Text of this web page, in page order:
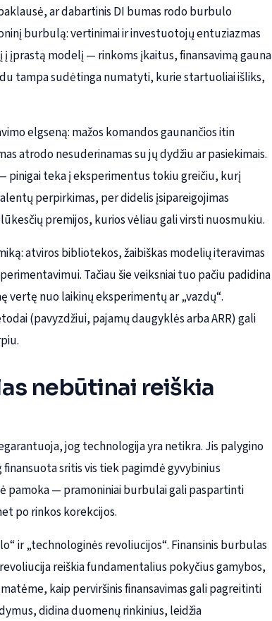
ar dabartinis DI bumas rodo burbulo
burbulą: vertinimai ir investuotojų entuziazmas
įprastą modelį — rinkoms įkaitus, finansavimą gauna
tampa sudėtinga numatyti, kurie startuoliai išliks,
elgseną: mažos komandos gaunančios itin
atrodo nesuderinamas su jų dydžiu ar pasiekimais.
pinigai teka į eksperimentus tokiu greičiu, kurį
perpirkimas, per didelis įsipareigojimas
premijos, kurios vėliau gali virsti nuosmukiu.
atviros bibliotekos, žaibiškas modelių iteravimas
Tačiau šie veiksniai tuo pačiu padidina
nuo laikinų eksperimentų ar „vazdų“.
(pavyzdžiui, pajamų daugyklės arba ARR) gali
nebūtinai reiškia
jog technologija yra netikra. Jis palygino
sritis vis tiek pagimdė gyvybinius
pamoka — pramoniniai burbulai gali paspartinti
po rinkos korekcijos.
ir „technologinės revoliucijos“. Finansinis burbulas
reiškia fundamentalius pokyčius gamybos,
kaip perviršinis finansavimas gali pagreitinti
didina duomenų rinkinius, leidžia